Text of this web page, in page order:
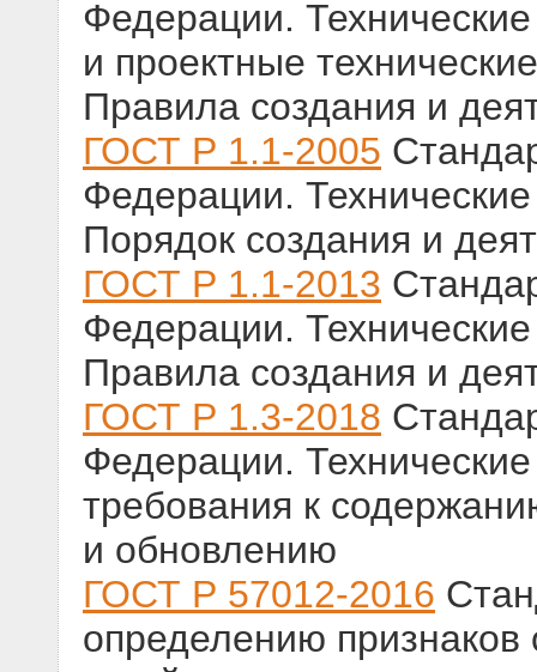
Федерации.
и проектные
Правила создания и
ГОСТ Р 1.1-2005
Федерации.
Порядок создания и
ГОСТ Р 1.1-2013
Федерации.
Правила создания и
ГОСТ Р 1.3-2018
Федерации.
требования к
и обновлению
ГОСТ Р 57012-2016
определению признаков